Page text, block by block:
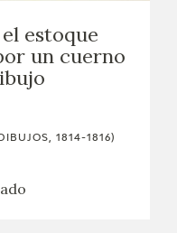
estoque
un cuerno
1814-1816)